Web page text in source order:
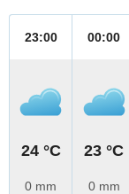
23:00
24 °C
0 mm
00:00
23 °C
0 mm